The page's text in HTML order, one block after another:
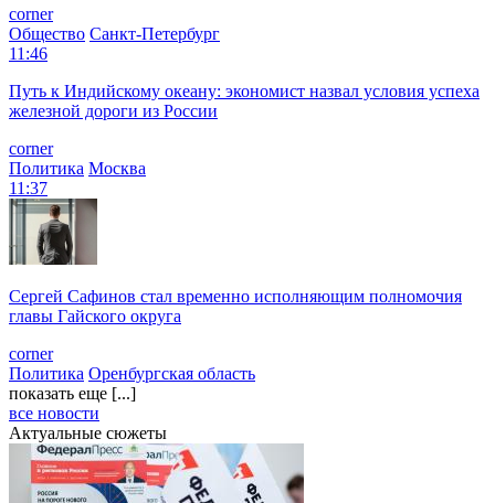
corner
Общество Санкт-Петербург
11:46
Путь к Индийскому океану: экономист назвал условия успеха
железной дороги из России
corner
Политика Москва
11:37
Сергей Сафинов стал временно исполняющим полномочия
главы Гайского округа
corner
Политика Оренбургская область
показать еще [...]
все новости
Актуальные сюжеты